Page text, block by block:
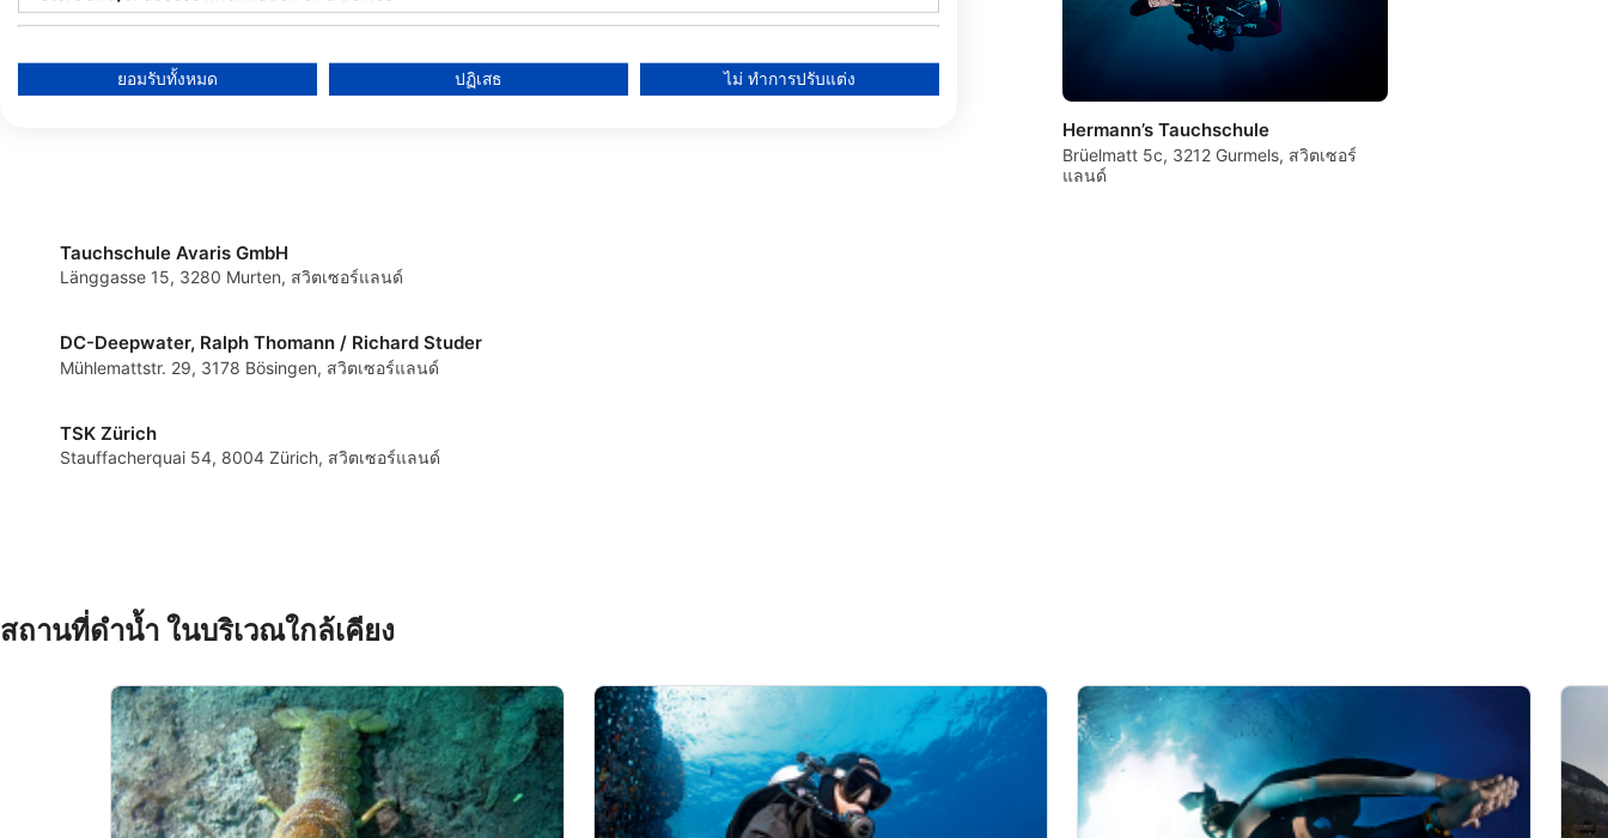
Chli Ebnet 1, 6403 Kuessnacht, สวิตเซอร์
แลนด์
Bahnhofstrasse 4, 4142 Muenchenstein,
สวิตเซอร์แลนด์
Hermann’s Tauchschule
Brüelmatt 5c, 3212 Gurmels, สวิตเซอร์
แลนด์
Tauchschule Avaris GmbH
Länggasse 15, 3280 Murten, สวิตเซอร์แลนด์
DC-Deepwater, Ralph Thomann / Richard Studer
Mühlemattstr. 29, 3178 Bösingen, สวิตเซอร์แลนด์
TSK Zürich
Stauffacherquai 54, 8004 Zürich, สวิตเซอร์แลนด์
สถานที่ดำน้ำ ในบริเวณใกล้เคียง
Create profiles for personalised advertising
Measure advertising performance
Measure content performance
Develop and improve services
Identify devices based on information actively requested
ประสิทธิภาพการทำงาน
การทำงาน
การโฆษณา
ยอมรับทั้งหมด ปฏิเสธ ไม่ ทำการปรับแต่ง